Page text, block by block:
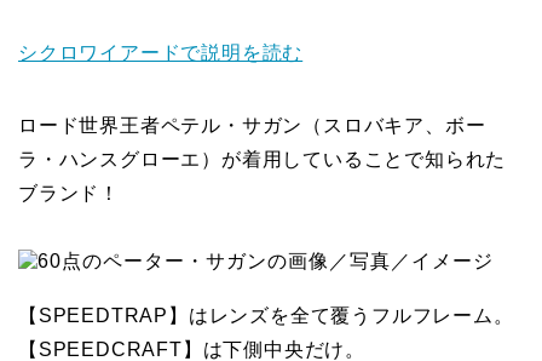
シクロワイアードで説明を読む
ロード世界王者ペテル・サガン（スロバキア、ボー
ラ・ハンスグローエ）が着用していることで知られた
ブランド！
【SPEEDTRAP】はレンズを全て覆うフルフレーム。
【SPEEDCRAFT】は下側中央だけ。